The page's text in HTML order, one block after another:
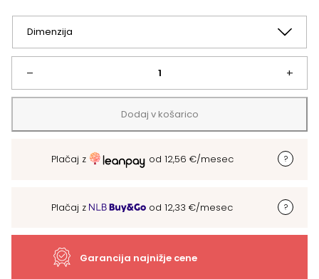
370,50 €
422,66 €
–
Postelja
Modera
z
oblazinjenim
+
Dodaj v košarico
Plačaj z od 12,56 €/mesec
Plačaj z od 12,33 €/mesec
Garancija najnižje cene